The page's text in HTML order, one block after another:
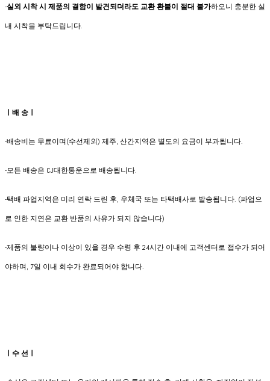
-실외 시착 시 제품의 결함이 발견되더라도 교환 환불이 절대 불가하오니 충분한 실
내 시착을 부탁드립니다.
ㅣ배 송ㅣ
-배송비는 무료이며(수선제외) 제주, 산간지역은 별도의 요금이 부과됩니다.
​-모든 배송은 CJ대한통운으로 배송됩니다.
-택배 파업지역은 미리 연락 드린 후, 우체국 또는 타택배사로 발송됩니다. (파업으
로 인한 지연은 교환 반품의 사유가 되지 않습니다)
-제품의 불량이나 이상이 있을 경우 수령 후 24시간 이내에 고객센터로 접수가 되어
야하며, 7일 이내 회수가 완료되어야 합니다.
ㅣ수 선ㅣ